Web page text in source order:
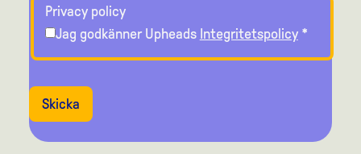
Privacy policy
Jag godkänner Upheads Integritetspolicy*
Skicka